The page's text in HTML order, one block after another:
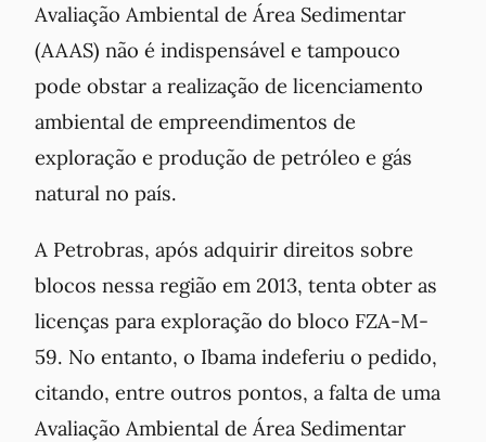
Avaliação Ambiental de Área Sedimentar
(AAAS) não é indispensável e tampouco
pode obstar a realização de licenciamento
ambiental de empreendimentos de
exploração e produção de petróleo e gás
natural no país.
A Petrobras, após adquirir direitos sobre
blocos nessa região em 2013, tenta obter as
licenças para exploração do bloco FZA-M-
59. No entanto, o Ibama indeferiu o pedido,
citando, entre outros pontos, a falta de uma
Avaliação Ambiental de Área Sedimentar